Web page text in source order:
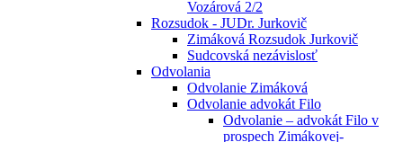
Vozárová 2/2
Rozsudok - JUDr. Jurkovič
Zimáková Rozsudok Jurkovič
Sudcovská nezávislosť
Odvolania
Odvolanie Zimáková
Odvolanie advokát Filo
Odvolanie – advokát Filo v
prospech Zimákovej-